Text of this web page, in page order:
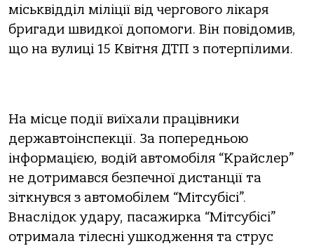
міськвідділ міліції від чергового лікаря
бригади швидкої допомоги. Він повідомив,
що на вулиці 15 Квітня ДТП з потерпілими.
На місце події виїхали працівники
державтоінспекції. За попередньою
інформацією, водій автомобіля “Крайслер”
не дотримався безпечної дистанції та
зіткнувся з автомобілем “Мітсубісі”.
Внаслідок удару, пасажирка “Мітсубісі”
отримала тілесні ушкодження та струс